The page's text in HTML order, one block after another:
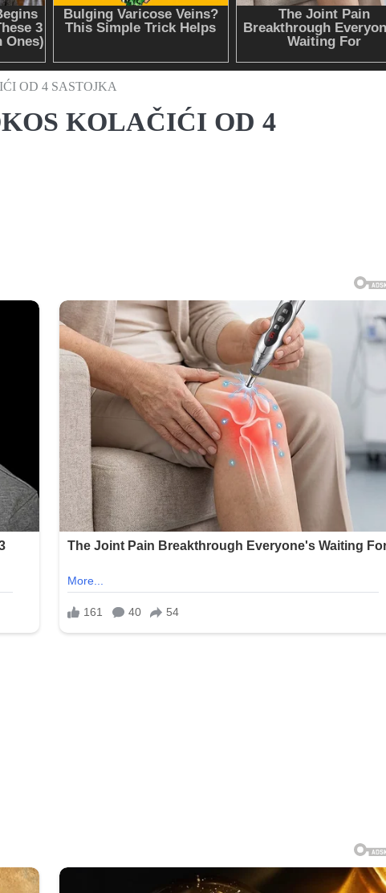
OD 4 SASTOJKA
KOLAČIĆI OD 4